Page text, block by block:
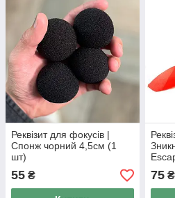
Реквізит для фокусів |
Спонж чорний 4,5см (1
шт)
55 ₴ 75₴